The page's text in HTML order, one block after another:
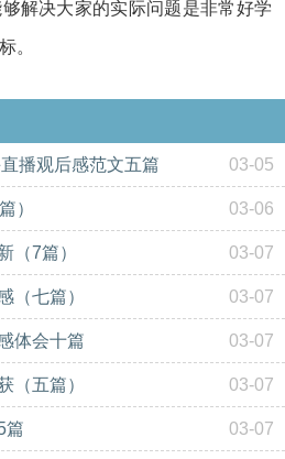
解决大家的实际问题是非常好学
。
播观后感范文五篇 03-05
） 03-06
（7篇） 03-07
（七篇） 03-07
体会十篇 03-07
（五篇） 03-07
篇 03-07